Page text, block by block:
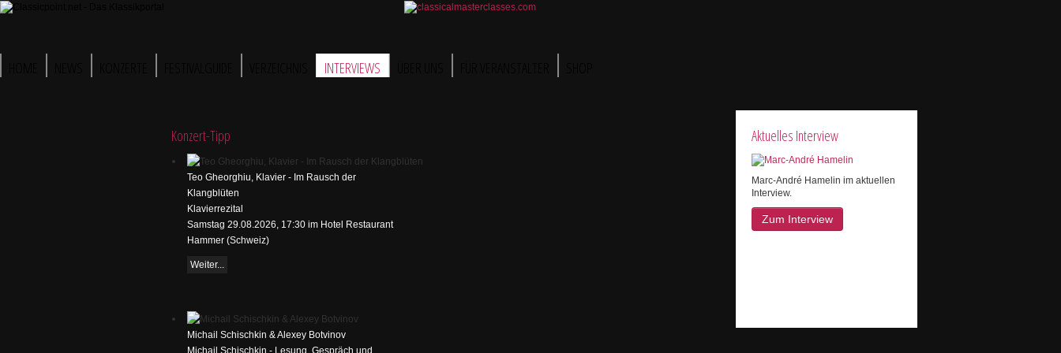
INTERVIEWS
Konzert-Tipp
Teo Gheorghiu, Klavier - Im Rausch der
Klangblüten
Klavierrezital
Samstag 29.08.2026, 17:30 im Hotel Restaurant
Hammer (Schweiz)
Weiter...
Michail Schischkin & Alexey Botvinov
Michail Schischkin - Lesung, Gespräch und
Aktuelles Interview
Marc-André Hamelin im aktuellen
Interview.
Zum Interview